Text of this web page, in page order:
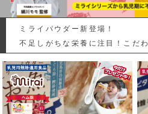
ミライパウダー新登場！
不足しがちな栄養に注目！こだ